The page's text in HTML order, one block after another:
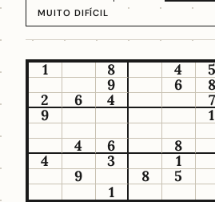
MUITO DIFÍCIL
1 8 4 5
9
6 8
2
6 4 7
9
1
4
6 8
4
3 1
9
8 5
1